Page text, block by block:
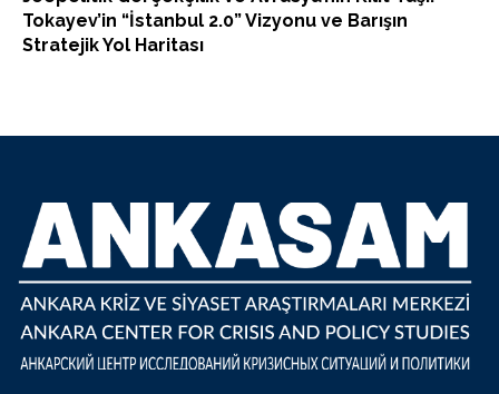
Tokayev’in “İstanbul 2.0” Vizyonu ve Barışın
Stratejik Yol Haritası